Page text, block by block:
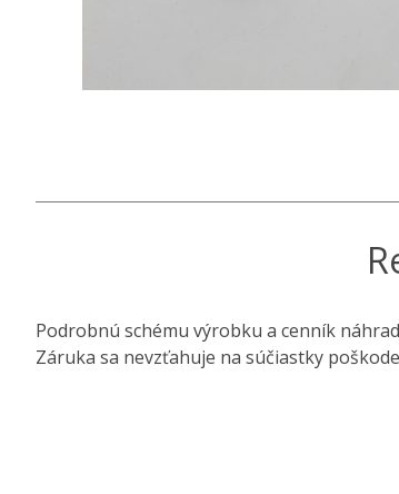
Podrobnú schému výrobku a cenník
Záruka sa nevzťahuje na súčiastky